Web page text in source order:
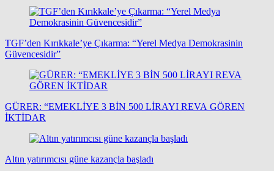
TGF’den Kırıkkale’ye Çıkarma: “Yerel Medya Demokrasinin
Güvencesidir”
GÜRER: “EMEKLİYE 3 BİN 500 LİRAYI REVA GÖREN
İKTİDAR
Altın yatırımcısı güne kazançla başladı